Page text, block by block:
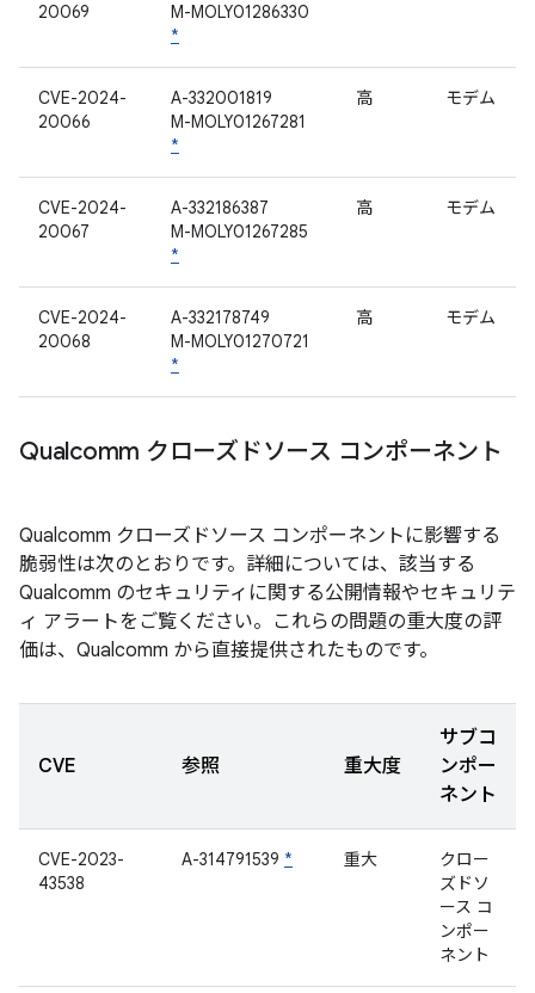
20069
M-MOLY01286330
*
CVE-2024-
20066
A-332001819
M-MOLY01267281
*
高 モデム
CVE-2024-
20067
A-332186387
M-MOLY01267285
*
高 モデム
CVE-2024-
20068
A-332178749
M-MOLY01270721
*
高 モデム
Qualcomm クローズドソース コンポーネント
Qualcomm クローズドソース コンポーネントに影響する
脆弱性は次のとおりです。詳細については、該当する
Qualcomm のセキュリティに関する公開情報やセキュリテ
ィ アラートをご覧ください。これらの問題の重大度の評
価は、Qualcomm から直接提供されたものです。
CVE 参照 重大度
サブコ
ンポー
ネント
CVE-2023-
43538
A-314791539 * 重大
クロー
ズドソ
ース コ
ンポー
ネント